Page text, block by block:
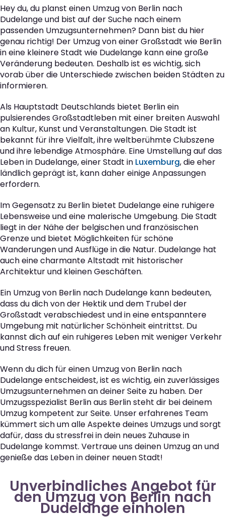
Hey du, du planst einen Umzug von Berlin nach
Dudelange und bist auf der Suche nach einem
passenden Umzugsunternehmen? Dann bist du hier
genau richtig! Der Umzug von einer Großstadt wie Berlin
in eine kleinere Stadt wie Dudelange kann eine große
Veränderung bedeuten. Deshalb ist es wichtig, sich
vorab über die Unterschiede zwischen beiden Städten zu
informieren.
Als Hauptstadt Deutschlands bietet Berlin ein
pulsierendes Großstadtleben mit einer breiten Auswahl
an Kultur, Kunst und Veranstaltungen. Die Stadt ist
bekannt für ihre Vielfalt, ihre weltberühmte Clubszene
und ihre lebendige Atmosphäre. Eine Umstellung auf das
Leben in Dudelange, einer Stadt in Luxemburg, die eher
ländlich geprägt ist, kann daher einige Anpassungen
erfordern.
Im Gegensatz zu Berlin bietet Dudelange eine ruhigere
Lebensweise und eine malerische Umgebung. Die Stadt
liegt in der Nähe der belgischen und französischen
Grenze und bietet Möglichkeiten für schöne
Wanderungen und Ausflüge in die Natur. Dudelange hat
auch eine charmante Altstadt mit historischer
Architektur und kleinen Geschäften.
Ein Umzug von Berlin nach Dudelange kann bedeuten,
dass du dich von der Hektik und dem Trubel der
Großstadt verabschiedest und in eine entspanntere
Umgebung mit natürlicher Schönheit eintrittst. Du
kannst dich auf ein ruhigeres Leben mit weniger Verkehr
und Stress freuen.
Wenn du dich für einen Umzug von Berlin nach
Dudelange entscheidest, ist es wichtig, ein zuverlässiges
Umzugsunternehmen an deiner Seite zu haben. Der
Umzugsspezialist Berlin aus Berlin steht dir bei deinem
Umzug kompetent zur Seite. Unser erfahrenes Team
kümmert sich um alle Aspekte deines Umzugs und sorgt
dafür, dass du stressfrei in dein neues Zuhause in
Dudelange kommst. Vertraue uns deinen Umzug an und
genieße das Leben in deiner neuen Stadt!
Unverbindliches Angebot für
den Umzug von Berlin nach
Dudelange einholen